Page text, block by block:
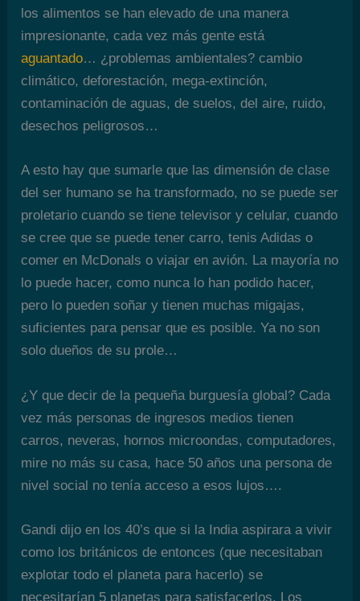
los alimentos se han elevado de una manera
impresionante, cada vez más gente está
aguantado… ¿problemas ambientales? cambio
climático, deforestación, mega-extinción,
contaminación de aguas, de suelos, del aire, ruido,
desechos peligrosos…
A esto hay que sumarle que las dimensión de clase
del ser humano se ha transformado, no se puede ser
proletario cuando se tiene televisor y celular, cuando
se cree que se puede tener carro, tenis Adidas o
comer en McDonals o viajar en avión. La mayoría no
lo puede hacer, como nunca lo han podido hacer,
pero lo pueden soñar y tienen muchas migajas,
suficientes para pensar que es posible. Ya no son
solo dueños de su prole…
¿Y que decir de la pequeña burguesía global? Cada
vez más personas de ingresos medios tienen
carros, neveras, hornos microondas, computadores,
mire no más su casa, hace 50 años una persona de
nivel social no tenía acceso a esos lujos….
Gandi dijo en los 40’s que si la India aspirara a vivir
como los británicos de entonces (que necesitaban
explotar todo el planeta para hacerlo) se
necesitarían 5 planetas para satisfacerlos. Los